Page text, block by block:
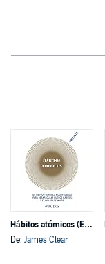
Hábitos atómicos (Español neutro)
De: James Clear